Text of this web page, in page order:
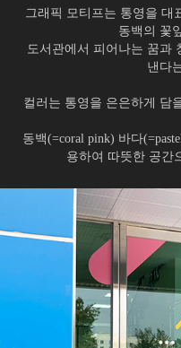
그래픽 모티프는 통영을 대
동백의 꽃
도서관에서 피어나는 꿈과
낸다
컬러는 통영을 은은하게 담
동백(=coral pink) 바다
용하여 따뜻한 공간